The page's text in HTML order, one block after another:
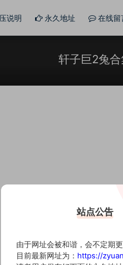
说明 永久地址 在线留
轩子巨2兔合
站点公告
由于网址会被和谐，会不定期更
目前最新网址为： https://